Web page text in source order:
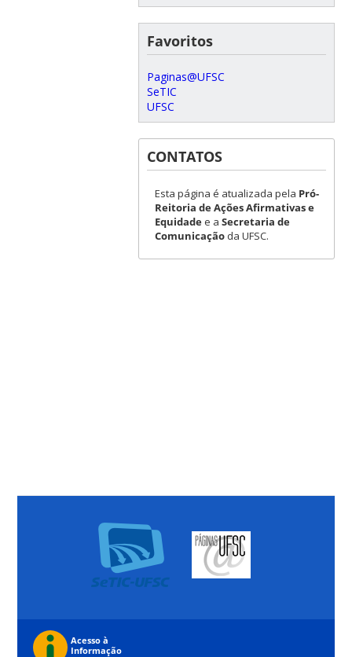
Favoritos
Paginas@UFSC
SeTIC
UFSC
CONTATOS
Esta página é atualizada pela Pró-
Reitoria de Ações Afirmativas e
Equidadee a Secretaria de
Comunicaçãoda UFSC.